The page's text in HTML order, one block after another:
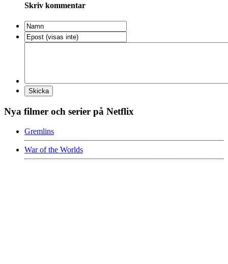
Skriv kommentar
Nya filmer och serier på Netflix
Gremlins
War of the Worlds